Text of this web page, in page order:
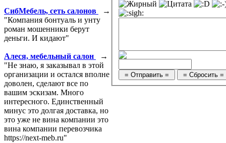
СибМебель, сеть салонов
→
"Компания бонтуаль и унту
роман мошенники берут
деньги. И кидают"
Алеся, мебельный салон
→
"Не знаю, я заказывал в этой
организации и остался вполне
доволен, сделают все по
вашим эскизам. Много
интересного. Единственный
минус это долгая доставка, но
это уже не вина компании это
вина компании перевозчика
https://next-meb.ru"